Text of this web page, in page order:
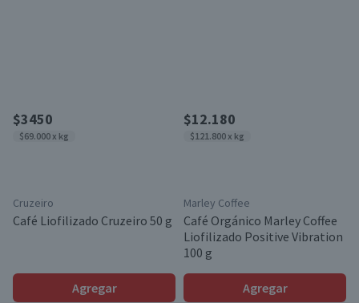
$3450
$69.000 x kg
Cruzeiro
Café Liofilizado Cruzeiro 50 g
Agregar
$12.180
$121.800 x kg
Marley Coffee
Café Orgánico Marley Coffee
Liofilizado Positive Vibration
100 g
Agregar